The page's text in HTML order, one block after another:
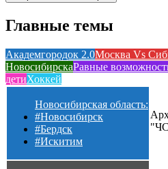
Главные темы
Академгородок 2.0Москва Vs
НовосибирскаРавные
детиХоккей
Новосибирская область:
#Новосибирск
#Бердск
#Искитим